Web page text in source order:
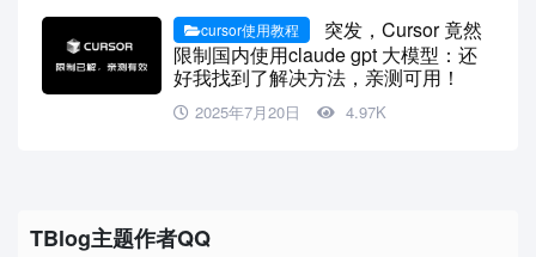
cursor使用教程
突发，Cursor 竟然
限制国内使用claude gpt 大模型：还
好我找到了解决方法，亲测可用！
2025年7月20日 4.97K
TBlog主题作者QQ